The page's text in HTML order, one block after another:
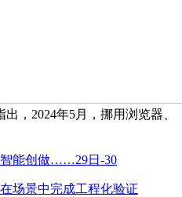
，2024年5月，挪用浏览器、
能创做……29日-30
场景中完成工程化验证